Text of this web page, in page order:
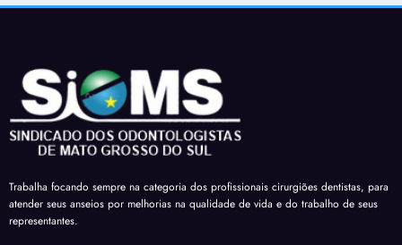
Dour
ados
receb
am a
ubrid
ade
r
terço
de
férias
sobre
verba
s
comp
o
giões
uma
comi
Trabalha focando sempre na categoria dos profissionais cirurgiões dentistas, para
atender seus anseios por melhorias na qualidade de vida e do trabalho de seus
representantes.